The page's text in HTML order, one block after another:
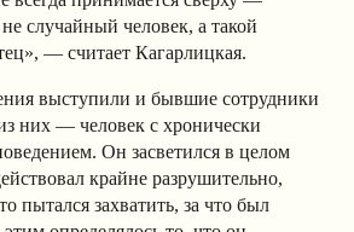
случайный человек, а такой
— считает Кагарлицкая.
выступили и бывшие сотрудники
них — человек с хронически
Он засветился в целом
крайне разрушительно,
пытался захватить, за что был